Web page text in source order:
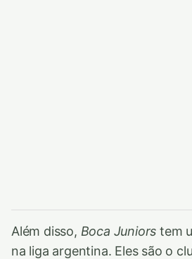
Além disso, Boca Juniors tem
na liga argentina. Eles são o